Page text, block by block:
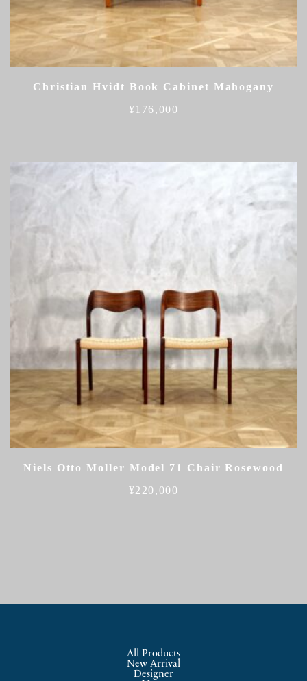
Christian Hvidt Book Cabinet Mahogany
¥176,000
Niels Otto Moller Model 71 Chair Rosewood
¥220,000
All Products
New Arrival
Designer